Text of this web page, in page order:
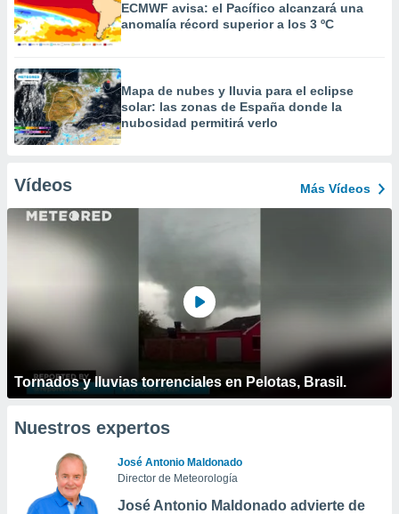
ECMWF avisa: el Pacífico alcanzará una
anomalía récord superior a los 3 ºC
Mapa de nubes y lluvia para el eclipse
solar: las zonas de España donde la
nubosidad permitirá verlo
Vídeos Más Vídeos
Tornados y lluvias torrenciales en Pelotas, Brasil.
Nuestros expertos
José Antonio Maldonado
Director de Meteorología
José Antonio Maldonado advierte de